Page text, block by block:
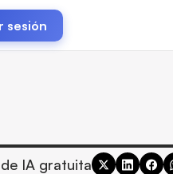
sesión
IA gratuita